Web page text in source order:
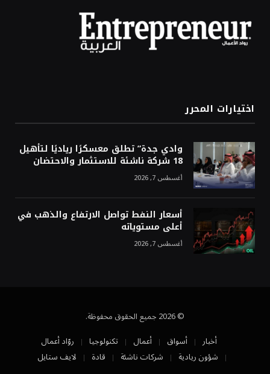
اختيارات المحرر
وادي جدة” تطلق معسكرًا رياديًا لتأهيل
18 شركة ناشئة للاستثمار والاحتضان
أغسطس 7, 2026
أسعار النفط تواصل الارتفاع والذهب في
أعلى مستوياته
أغسطس 7, 2026
© 2026 جميع الحقوق محفوظة.
أخبار
أسواق أعمال تكنولوجيا
روّاد أعمال
شؤون ريادية
شركات ناشئة قادة لايف ستايل